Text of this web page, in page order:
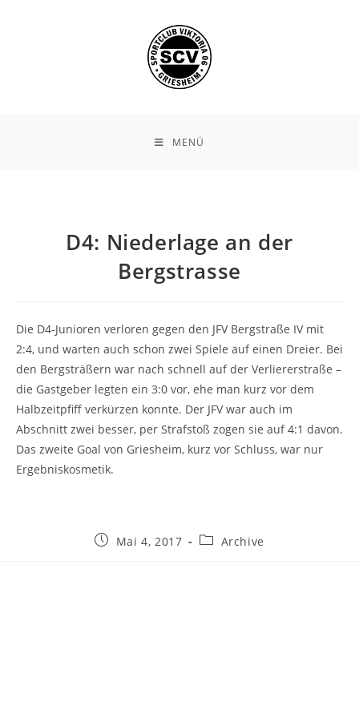
MENÜ
D4: Niederlage an der
Bergstrasse
Die D4-Junioren verloren gegen den JFV Bergstraße IV mit
2:4, und warten auch schon zwei Spiele auf einen Dreier. Bei
den Bergsträßern war nach schnell auf der Verliererstraße –
die Gastgeber legten ein 3:0 vor, ehe man kurz vor dem
Halbzeitpfiff verkürzen konnte. Der JFV war auch im
Abschnitt zwei besser, per Strafstoß zogen sie auf 4:1 davon.
Das zweite Goal von Griesheim, kurz vor Schluss, war nur
Ergebniskosmetik.
BeitragMai 4, 2017
Beitrags-
Archive